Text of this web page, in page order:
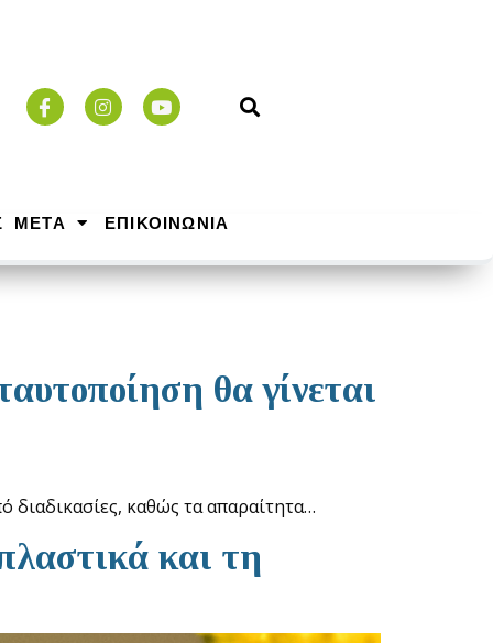
ΜΕΤΑ ΕΠΙΚΟΙΝΩΝΙΑ
θα γίνεται
διαδικασίες, καθώς τα απαραίτητα…
και τη